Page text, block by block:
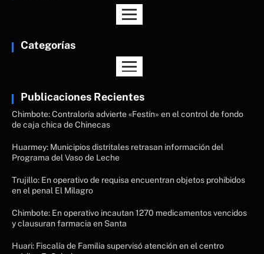
Categorías
Publicaciones Recientes
Chimbote: Contraloría advierte «Festín» en el control de fondo
de caja chica de Chinecas
Huarmey: Municipios distritales retrasan información del
Programa del Vaso de Leche
Trujillo: En operativo de requisa encuentran objetos prohibidos
en el penal El Milagro
Chimbote: En operativo incautan 1270 medicamentos vencidos
y clausuran farmacia en Santa
Huari: Fiscalía de Familia supervisó atención en el centro